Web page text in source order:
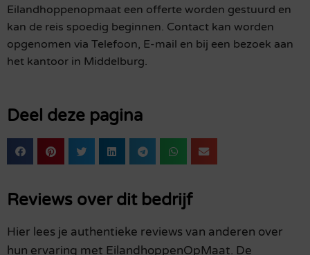
Eilandhoppenopmaat een offerte worden gestuurd en
kan de reis spoedig beginnen. Contact kan worden
opgenomen via Telefoon, E-mail en bij een bezoek aan
het kantoor in Middelburg.
Deel deze pagina
Reviews over dit bedrijf
Hier lees je authentieke reviews van anderen over
hun ervaring met EilandhoppenOpMaat. De